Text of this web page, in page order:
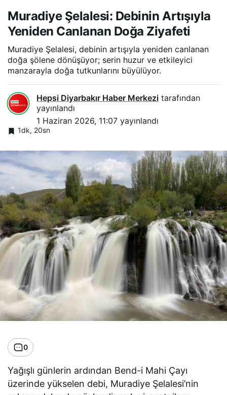
Muradiye Şelalesi: Debinin Artışıyla
Yeniden Canlanan Doğa Ziyafeti
Muradiye Şelalesi, debinin artışıyla yeniden canlanan
doğa şölene dönüşüyor; serin huzur ve etkileyici
manzarayla doğa tutkunlarını büyülüyor.
Hepsi Diyarbakır Haber Merkezi tarafından
yayınlandı
1 Haziran 2026, 11:07 yayınlandı
1dk, 20sn
0
Yağışlı günlerin ardından Bend-i Mahi Çayı
üzerinde yükselen debi, Muradiye Şelalesi’nin